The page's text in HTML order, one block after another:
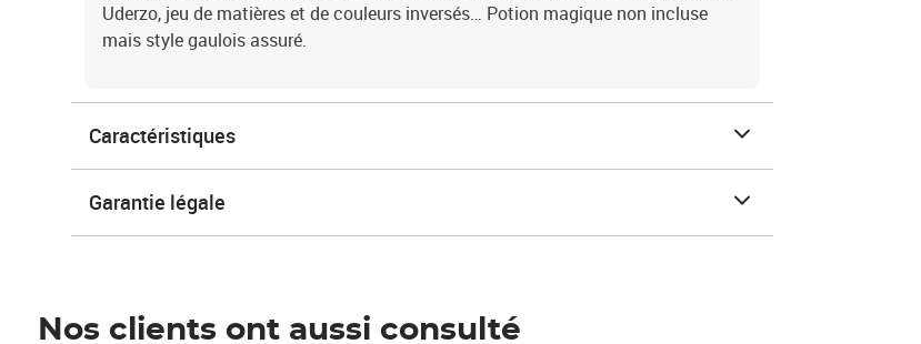
Uderzo, jeu de matières et de couleurs inversés… Potion magique non incluse
mais style gaulois assuré.
Caractéristiques
Garantie légale
Nos clients ont aussi consulté